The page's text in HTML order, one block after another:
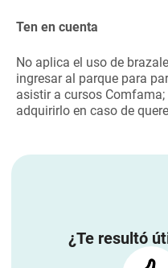
Ten en cuenta
No aplica el uso de
ingresar al parque para
asistir a cursos
adquirirlo en caso de
¿Te resultó